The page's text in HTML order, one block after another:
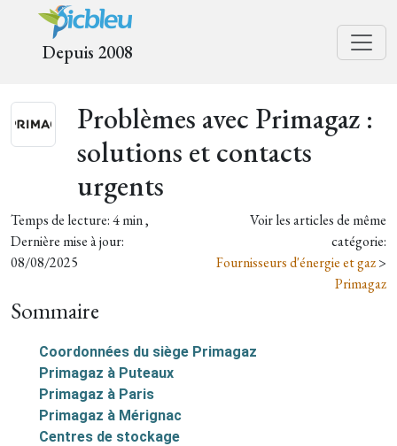
Depuis 2008
Problèmes avec Primagaz :
solutions et contacts
urgents
Temps de lecture: 4 min ,
Dernière mise à jour:
08/08/2025
Voir les articles de même
catégorie:
Fournisseurs d'énergie et gaz>
Primagaz
Sommaire
Coordonnées du siège Primagaz
Primagaz à Puteaux
Primagaz à Paris
Primagaz à Mérignac
Centres de stockage